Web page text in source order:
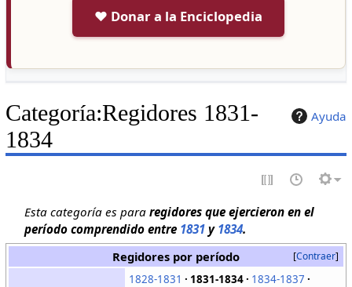
❤️ Donar a la Enciclopedia
Ayuda
Categoría:Regidores 1831-
1834
Esta categoría es pararegidores que ejercieron en el
período comprendido entre 1831 y 1834.
Contraer
Regidores por período
1828-1831 1831-1834
1834-1837